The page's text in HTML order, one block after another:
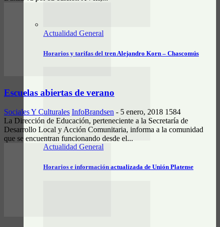
Actualidad General
Horarios y tarifas del tren Alejandro Korn – Chascomús
Actualidad General
Horarios e información actualizada de Unión Platense
Escuelas abiertas de verano
Sociales Y Culturales InfoBrandsen - 5 enero, 2018 1584
La Dirección de Educación, perteneciente a la Secretaría de
Desarrollo Local y Acción Comunitaria, informa a la comunidad
que se encuentran funcionando desde el...